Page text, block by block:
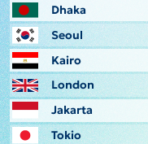
Dhaka
Seoul
Kairo
London
Jakarta
Tokio